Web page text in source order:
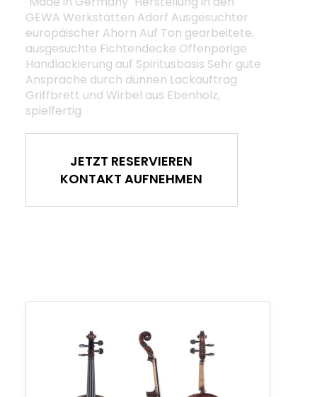
GEWA Werkstätten Adorf Ausgesuchter
europäischer Ahorn Auf Ton gearbeitete,
ausgesuchte Fichtendecke Offenporige
Handlackierung auf Spiritusbasis Sehr gute
Ansprache durch dünnen Lackauftrag
Griffbrett und Wirbel aus Ebenholz,
spielfertig
JETZT RESERVIEREN
KONTAKT AUFNEHMEN